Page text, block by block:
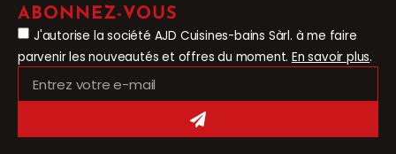
ABONNEZ-VOUS
J'autorise la société AJD Cuisines-bains Sàrl. à me faire
parvenir les nouveautés et offres du moment. En savoir plus.